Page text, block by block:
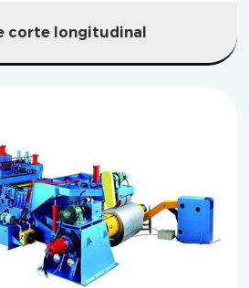
corte longitudinal